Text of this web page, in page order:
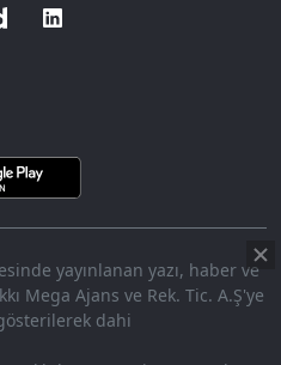
yayınlanan yazı, haber ve
Mega Ajans ve Rek. Tic. A.Ş'ye
dahi